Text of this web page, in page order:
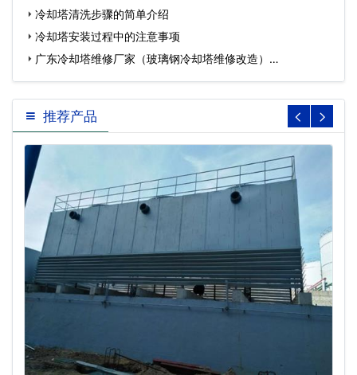
冷却塔清洗步骤的简单介绍
冷却塔安装过程中的注意事项
广东冷却塔维修厂家（玻璃钢冷却塔维修改造）…
推荐产品